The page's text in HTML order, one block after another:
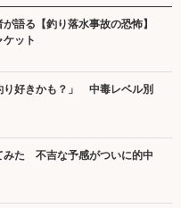
語る【釣り落水事故の恐怖】
ット
り好きかも？」 中毒レベル別
みた 不吉な予感がついに的中